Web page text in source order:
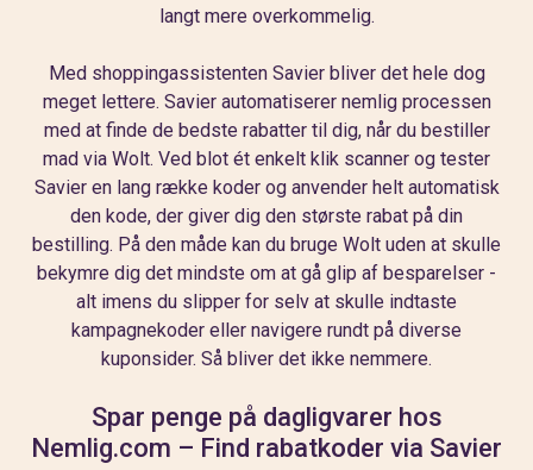
langt mere overkommelig.
Med shoppingassistenten Savier bliver det hele dog
meget lettere. Savier automatiserer nemlig processen
med at finde de bedste rabatter til dig, når du bestiller
mad via Wolt. Ved blot ét enkelt klik scanner og tester
Savier en lang række koder og anvender helt automatisk
den kode, der giver dig den største rabat på din
bestilling. På den måde kan du bruge Wolt uden at skulle
bekymre dig det mindste om at gå glip af besparelser -
alt imens du slipper for selv at skulle indtaste
kampagnekoder eller navigere rundt på diverse
kuponsider. Så bliver det ikke nemmere.
Spar penge på dagligvarer hos
Nemlig.com – Find rabatkoder via Savier